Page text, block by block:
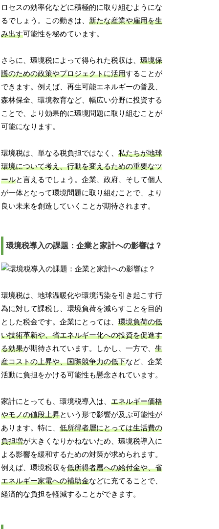
ロセスの効率化などに積極的に取り組むようにな
るでしょう。この動きは、新たな産業や雇用を生
み出す可能性を秘めています。
さらに、環境税によって得られた税収は、環境保
護のための政策やプロジェクトに活用することが
できます。例えば、再生可能エネルギーの普及、
森林保全、環境教育など、幅広い分野に投資する
ことで、より効果的に環境問題に取り組むことが
可能になります。
環境税は、単なる税負担ではなく、私たちが地球
環境について考え、行動を変えるための重要なツ
ールと言えるでしょう。企業、政府、そして個人
が一体となって環境問題に取り組むことで、より
良い未来を創造していくことが期待されます。
環境税導入の課題：企業と家計への影響は？
環境税は、地球温暖化や環境汚染を引き起こす行
為に対して課税し、環境負荷を減らすことを目的
とした税金です。企業にとっては、環境負荷の低
い技術革新や、省エネルギー化への投資を促進す
る効果が期待されています。しかし、一方で、生
産コストの上昇や、国際競争力の低下など、企業
活動に負担をかける可能性も懸念されています。
家計にとっても、環境税導入は、エネルギー価格
やモノの値段上昇という形で影響が及ぶ可能性が
あります。特に、低所得者層にとっては生活費の
負担増が大きくなりかねないため、環境税導入に
よる影響を緩和するための対策が求められます。
例えば、環境税収を低所得者層への給付金や、省
エネルギー家電への補助金などに充てることで、
経済的な負担を軽減することができます。